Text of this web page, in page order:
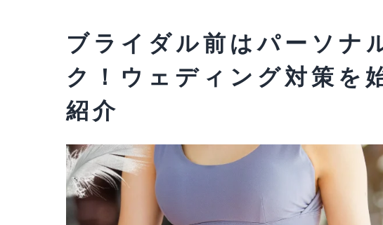
ブライダル前はパーソナ
ク！ウェディング対策を
紹介